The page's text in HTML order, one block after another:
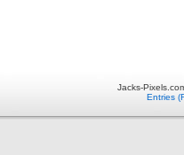
Jacks-
Entries